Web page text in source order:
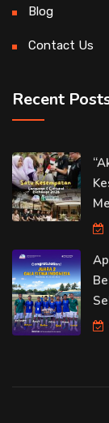
Blog
Contact Us
Recent